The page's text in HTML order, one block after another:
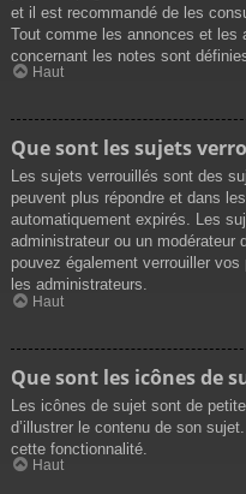
et il est recommandé de les
Tout comme les annonces et les
concernant les notes sont
Haut
Que sont les sujets
Les sujets verrouillés sont des
peuvent plus répondre et dans
automatiquement expirés. Les
administrateur ou un modérateur
pouvez également verrouiller
les administrateurs.
Haut
Que sont les icônes de
Les icônes de sujet sont de
d’illustrer le contenu de son
cette fonctionnalité.
Haut